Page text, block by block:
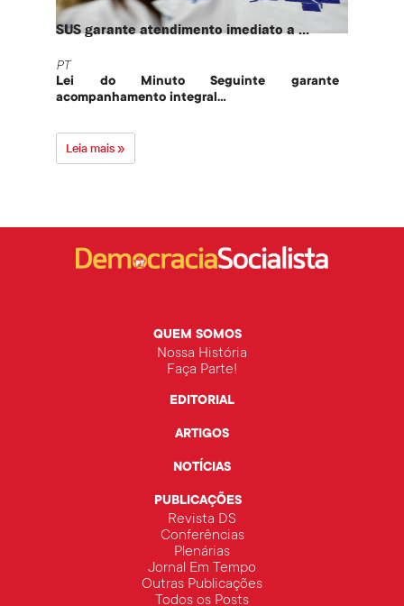
SUS garante atendimento imediato a ...
PT
Lei do Minuto Seguinte garante
acompanhamento integral...
Leia mais »
QUEM SOMOS
Nossa História
Faça Parte!
EDITORIAL
ARTIGOS
NOTÍCIAS
PUBLICAÇÕES
Revista DS
Conferências
Plenárias
Jornal Em Tempo
Outras Publicações
Todos os Posts